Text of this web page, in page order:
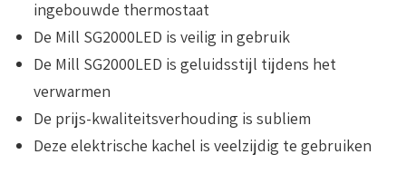
ingebouwde thermostaat
De Mill SG2000LED is veilig in gebruik
De Mill SG2000LED is geluidsstijl tijdens het
verwarmen
De prijs-kwaliteitsverhouding is subliem
Deze elektrische kachel is veelzijdig te gebruiken